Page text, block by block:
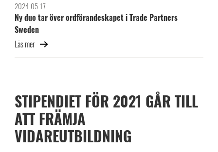
2024-05-17
Ny duo tar över ordförandeskapet i Trade Partners
Sweden
Läs mer
STIPENDIET FÖR 2021 GÅR TILL
ATT FRÄMJA
VIDAREUTBILDNING